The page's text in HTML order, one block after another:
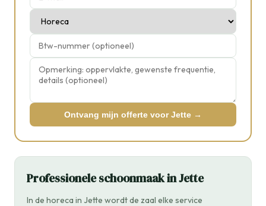
Ontvang mijn offerte voor Jette →
Professionele schoonmaak in Jette
In de horeca in Jette wordt de zaal elke service